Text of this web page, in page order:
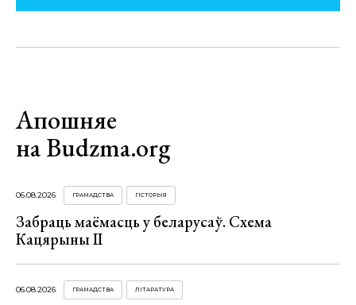
Апошняе
на Budzma.org
06.08.2026 ГРАМАДСТВА ГІСТОРЫЯ
Забраць маёмасць у беларусаў. Схема
Кацярыны ІІ
06.08.2026 ГРАМАДСТВА ЛІТАРАТУРА